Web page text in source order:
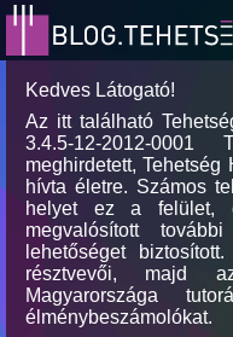
Kedves Látogató!
Az itt található
3.4.5-12-2012-0001
meghirdetett,
hívta életre. Számos
helyet ez a felület,
megvalósított
lehetőséget
résztvevői, majd
Magyarországa
élménybeszámolókat.